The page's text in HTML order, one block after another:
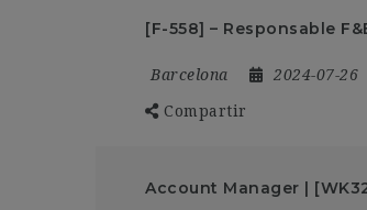
[F-558] – Responsable
Barcelona 2024-07-26
Compartir
Account Manager |